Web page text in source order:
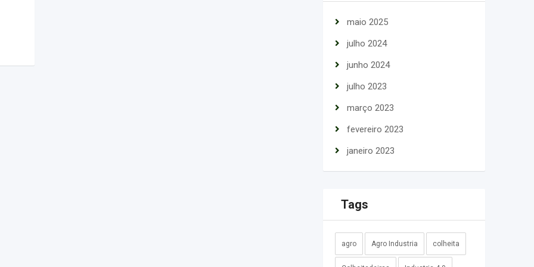
maio 2025
julho 2024
junho 2024
julho 2023
março 2023
fevereiro 2023
janeiro 2023
Tags
agro Agro Industria colheita